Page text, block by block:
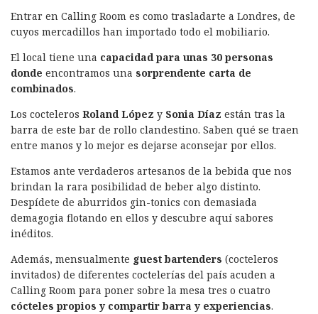
Entrar en Calling Room es como trasladarte a Londres, de
cuyos mercadillos han importado todo el mobiliario.
El local tiene una capacidad para unas 30 personas
donde encontramos una sorprendente carta de
combinados.
Los cocteleros Roland López y Sonia Díaz están tras la
barra de este bar de rollo clandestino. Saben qué se traen
entre manos y lo mejor es dejarse aconsejar por ellos.
Estamos ante verdaderos artesanos de la bebida que nos
brindan la rara posibilidad de beber algo distinto.
Despídete de aburridos gin-tonics con demasiada
demagogia flotando en ellos y descubre aquí sabores
inéditos.
Además, mensualmente guest bartenders (cocteleros
invitados) de diferentes coctelerías del país acuden a
Calling Room para poner sobre la mesa tres o cuatro
cócteles propios y compartir barra y experiencias.